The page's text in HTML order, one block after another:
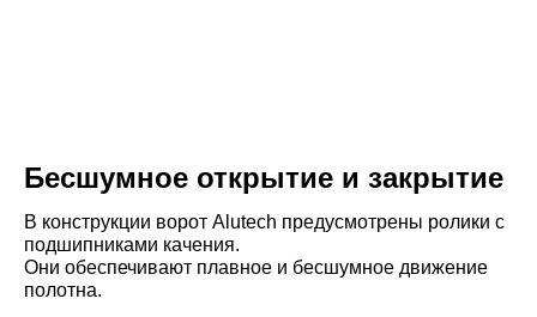
Бесшумное открытие и закрытие
В конструкции ворот Alutech предусмотрены ролики с
подшипниками качения.
Они обеспечивают плавное и бесшумное движение
полотна.